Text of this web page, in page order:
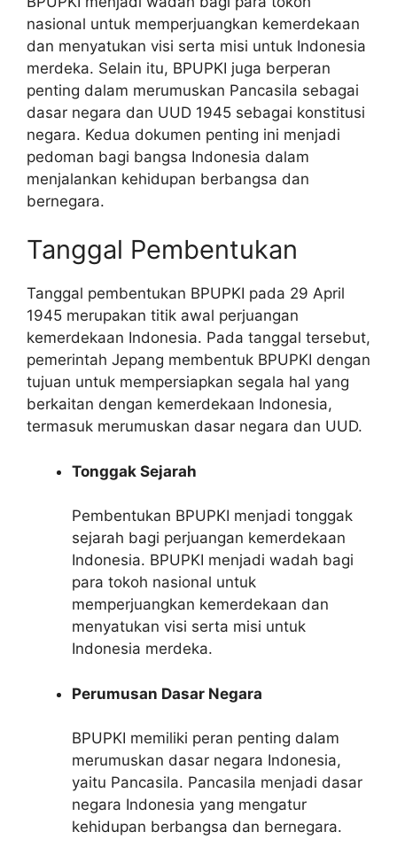
nasional untuk memperjuangkan kemerdekaan
dan menyatukan visi serta misi untuk Indonesia
merdeka. Selain itu, BPUPKI juga berperan
penting dalam merumuskan Pancasila sebagai
dasar negara dan UUD 1945 sebagai konstitusi
negara. Kedua dokumen penting ini menjadi
pedoman bagi bangsa Indonesia dalam
menjalankan kehidupan berbangsa dan
bernegara.
Tanggal Pembentukan
Tanggal pembentukan BPUPKI pada 29 April
1945 merupakan titik awal perjuangan
kemerdekaan Indonesia. Pada tanggal tersebut,
pemerintah Jepang membentuk BPUPKI dengan
tujuan untuk mempersiapkan segala hal yang
berkaitan dengan kemerdekaan Indonesia,
termasuk merumuskan dasar negara dan UUD.
Tonggak Sejarah
Pembentukan BPUPKI menjadi tonggak
sejarah bagi perjuangan kemerdekaan
Indonesia. BPUPKI menjadi wadah bagi
para tokoh nasional untuk
memperjuangkan kemerdekaan dan
menyatukan visi serta misi untuk
Indonesia merdeka.
Perumusan Dasar Negara
BPUPKI memiliki peran penting dalam
merumuskan dasar negara Indonesia,
yaitu Pancasila. Pancasila menjadi dasar
negara Indonesia yang mengatur
kehidupan berbangsa dan bernegara.